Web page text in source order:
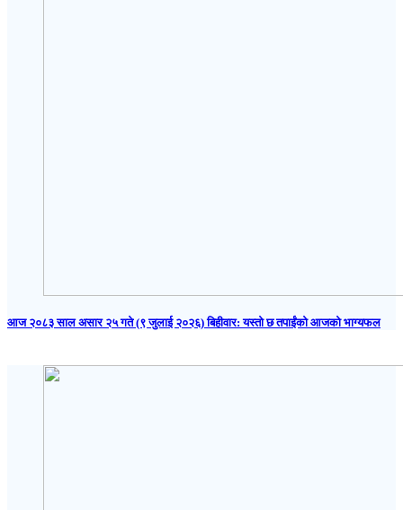
आज २०८३ साल असार २५ गते (९ जुलाई २०२६) बिहीवार: यस्तो छ तपाईंको आजको भाग्यफल